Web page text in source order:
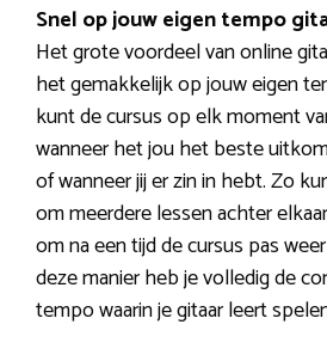
Snel op jouw eigen tempo
Het grote voordeel van online
het gemakkelijk op jouw eigen
kunt de cursus op elk moment
wanneer het jou het beste
of wanneer jij er zin in hebt. Zo
om meerdere lessen achter
om na een tijd de cursus pas
deze manier heb je volledig de
tempo waarin je gitaar leert